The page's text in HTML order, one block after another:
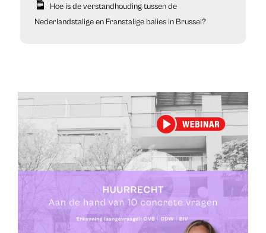
Hoe is de verstandhouding tussen de
Nederlandstalige en Franstalige balies in Brussel?